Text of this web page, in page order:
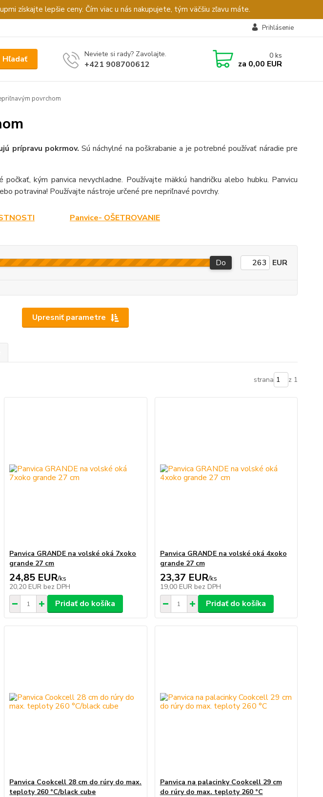
získajte lepšie ceny. Čím viac u nás nakupujete, tým väčšiu zľavu máte.
Prihlásenie
Hľadať Neviete si rady? Zavolajte.
+421 908700612
0 ks
za 0,00 EUR
povrchom
prípravu pokrmov.Sú náchylné na poškrabanie a je potrebné používať náradie pre
kým panvica nevychladne. Používajte mäkkú handričku alebo hubku. Panvicu
potravina! Používajte nástroje určené pre nepriľnavé povrchy.
Panvice- OŠETROVANIE
Upresniť parametre
Do EUR
strana z 1
Panvica GRANDE na volské oká 7xoko
grande 27 cm
24,85 EUR/ks
20,20 EUR bez DPH
Pridať do košíka
Panvica GRANDE na volské oká 4xoko
grande 27 cm
23,37 EUR/ks
19,00 EUR bez DPH
Pridať do košíka
Panvica Cookcell 28 cm do rúry do max.
teploty 260 °C/black cube
Panvica na palacinky Cookcell 29 cm
do rúry do max. teploty 260 °C